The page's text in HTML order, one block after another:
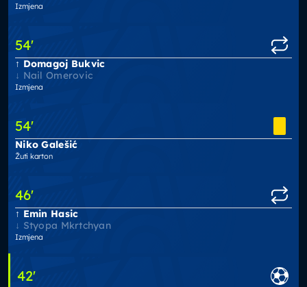
Izmjena
54'
Domagoj Bukvic
Nail Omerovic
Izmjena
54'
Niko Galešić
Žuti karton
46'
Emin Hasic
Styopa Mkrtchyan
Izmjena
42'